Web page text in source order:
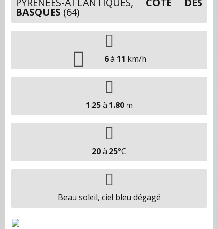
PYRÉNÉES-ATLANTIQUES, CÔTE DES
BASQUES (64)
6à 11 km/h
1.25à 1.80m
20à 25°C
Beau soleil, ciel bleu dégagé